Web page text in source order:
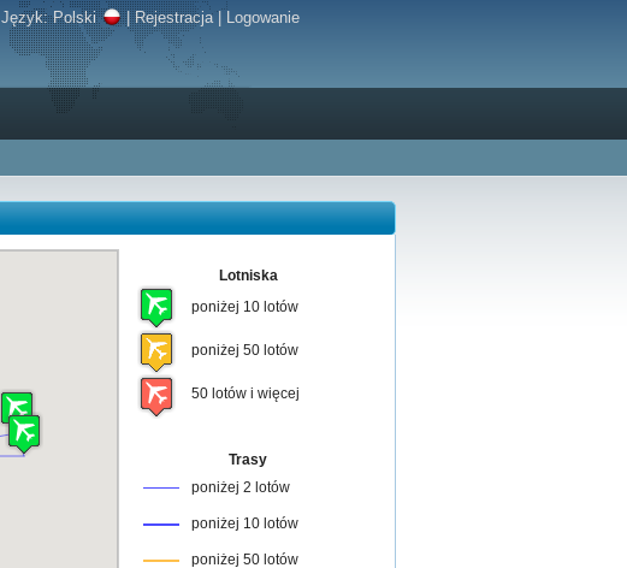
Język:Polski |Rejestracja| Logowanie
Lotniska
poniżej 10 lotów
poniżej 50 lotów
50 lotów i więcej
Trasy
poniżej 2 lotów
poniżej 10 lotów
poniżej 50 lotów